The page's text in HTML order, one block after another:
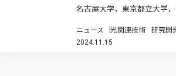
名古屋大学，東京都立大学
合物であるアントラセンを
拡張した新規反芳香族化合
ニュース 光関連技術 研究開
2024.11.15